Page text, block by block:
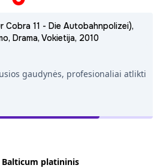
Cobra 11 - Die Autobahnpolizei),
Drama, Vokietija, 2010
gaudynės, profesionaliai atlikti
Balticum platininis